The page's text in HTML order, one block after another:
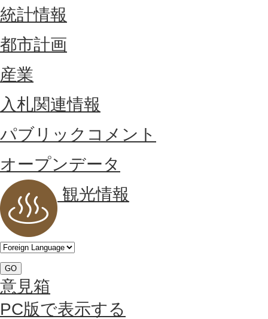
統計情報
都市計画
産業
入札関連情報
パブリックコメント
オープンデータ
観光情報
GO
意見箱
PC版で表示する